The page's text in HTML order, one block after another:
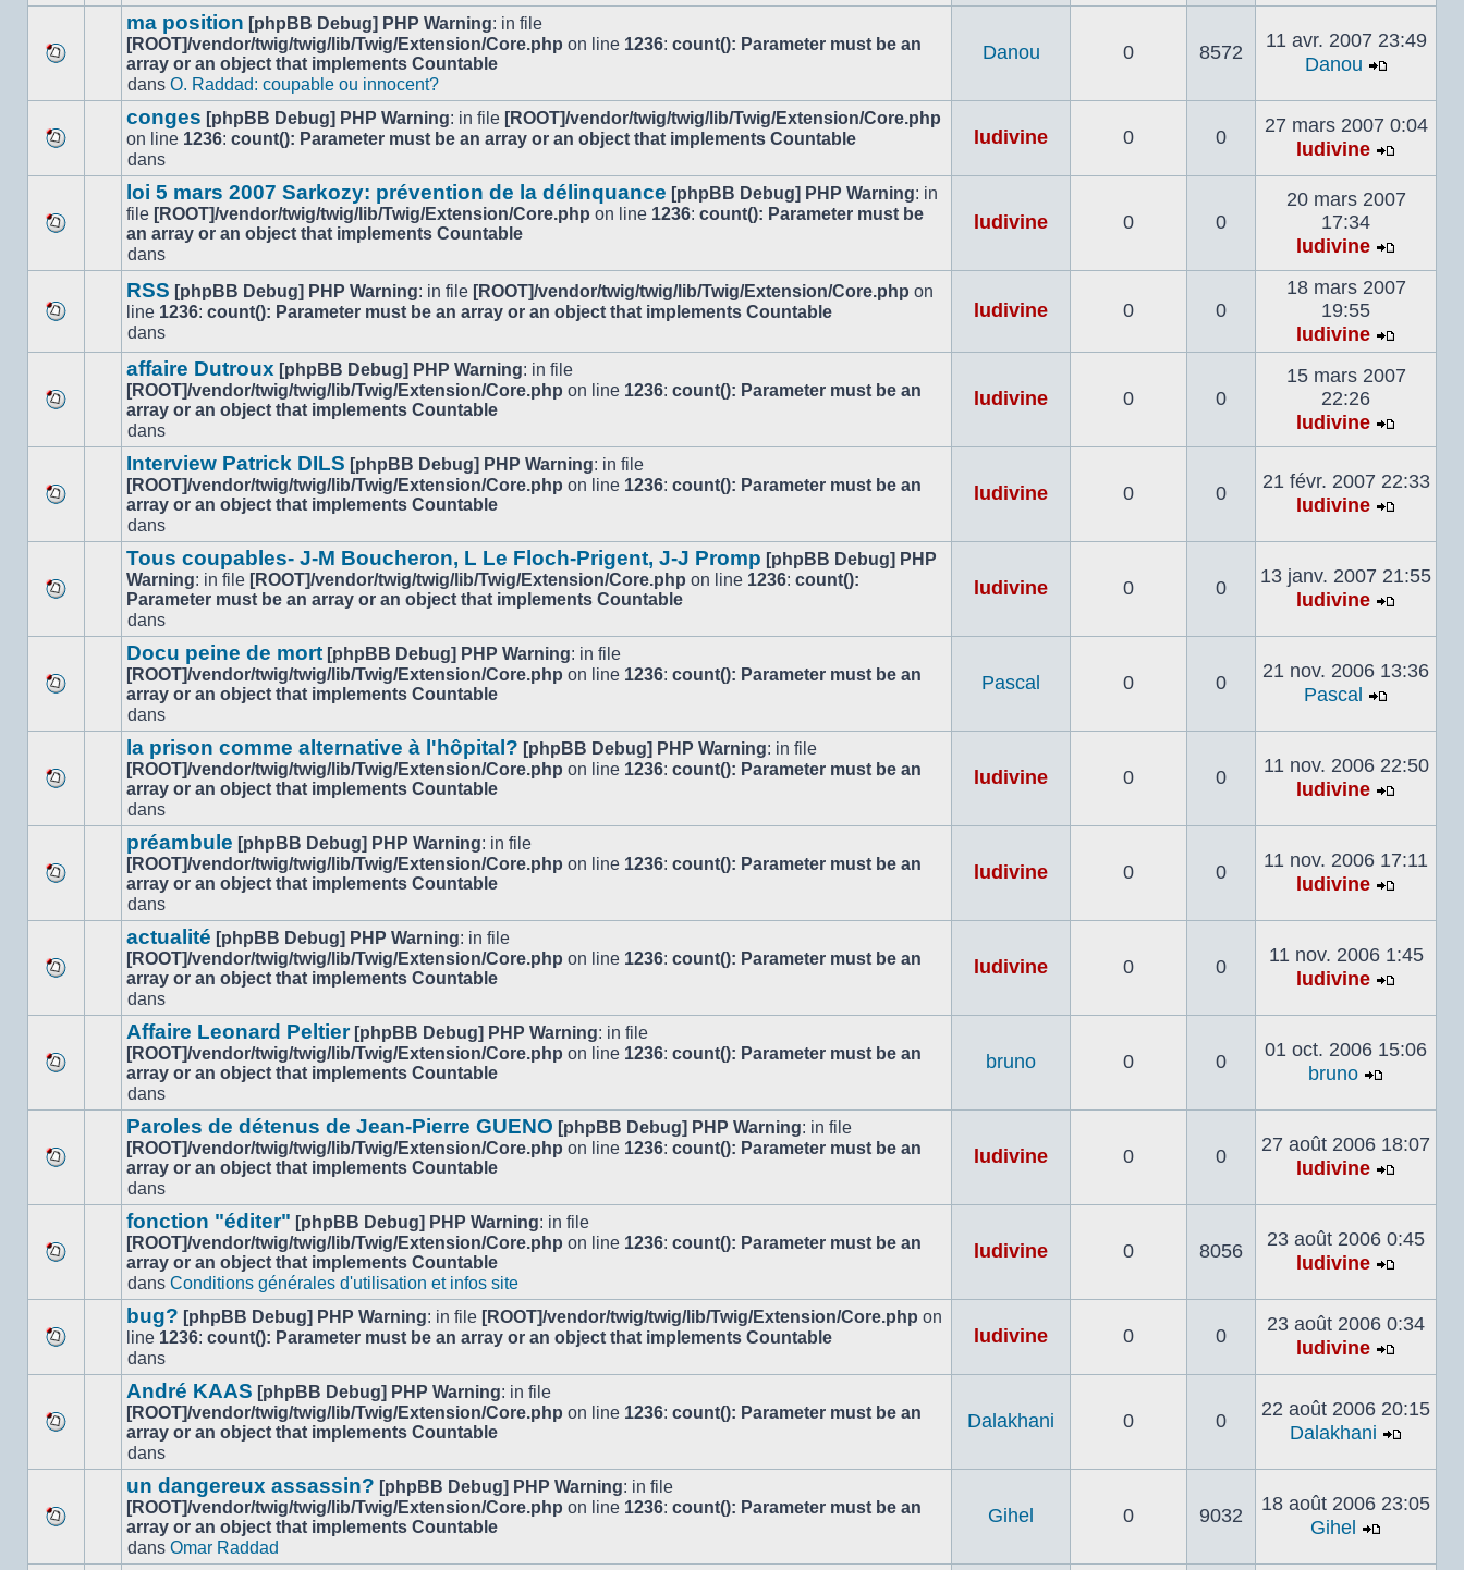
message
le
dernier
nouveau
message
ma position [phpBB Debug] PHP Warning: in file
[ROOT]/vendor/twig/twig/lib/Twig/Extension/Core.php on line 1236: count(): Parameter must be an
array or an object that implements Countable
dans O. Raddad: coupable ou innocent?
Danou 0 8572
11 avr. 2007 23:49
Danou
le
dernier
nouveau
message
ce
conges [phpBB Debug] PHP Warning: in file [ROOT]/vendor/twig/twig/lib/Twig/Extension/Core.php
on line 1236: count(): Parameter must be an array or an object that implements Countable
dans
ludivine 0 0
27 mars 2007 0:04
ludivine
le
dernier
nouveau
message
loi 5 mars 2007 Sarkozy: prévention de la délinquance [phpBB Debug] PHP Warning: in
file [ROOT]/vendor/twig/twig/lib/Twig/Extension/Core.php on line 1236: count(): Parameter must be
an array or an object that implements Countable
dans
ludivine 0 0
20 mars 2007
17:34
ludivine
le
nouveau
message
ce
RSS [phpBB Debug] PHP Warning: in file [ROOT]/vendor/twig/twig/lib/Twig/Extension/Core.php on
line 1236: count(): Parameter must be an array or an object that implements Countable
dans
ludivine 0 0
18 mars 2007
19:55
ludivine
Voir
le
nouveau
message
affaire Dutroux [phpBB Debug] PHP Warning: in file
[ROOT]/vendor/twig/twig/lib/Twig/Extension/Core.php on line 1236: count(): Parameter must be an
array or an object that implements Countable
dans
ludivine 0 0
15 mars 2007
22:26
ludivine
dernier
nouveau
message
Interview Patrick DILS [phpBB Debug] PHP Warning: in file
[ROOT]/vendor/twig/twig/lib/Twig/Extension/Core.php on line 1236: count(): Parameter must be an
array or an object that implements Countable
dans
ludivine 0 0
21 févr. 2007 22:33
ludivine
le
dernier
nouveau
message
Tous coupables- J-M Boucheron, L Le Floch-Prigent, J-J Promp [phpBB Debug] PHP
Warning: in file [ROOT]/vendor/twig/twig/lib/Twig/Extension/Core.php on line 1236: count():
Parameter must be an array or an object that implements Countable
dans
ludivine 0 0
13 janv. 2007 21:55
ludivine
le
dernier
nouveau
message
Docu peine de mort [phpBB Debug] PHP Warning: in file
[ROOT]/vendor/twig/twig/lib/Twig/Extension/Core.php on line 1236: count(): Parameter must be an
array or an object that implements Countable
dans
Pascal 0 0
21 nov. 2006 13:36
Pascal
le
dernier
nouveau
message
la prison comme alternative à l'hôpital? [phpBB Debug] PHP Warning: in file
[ROOT]/vendor/twig/twig/lib/Twig/Extension/Core.php on line 1236: count(): Parameter must be an
array or an object that implements Countable
dans
ludivine 0 0
11 nov. 2006 22:50
ludivine
le
dernier
nouveau
message
préambule [phpBB Debug] PHP Warning: in file
[ROOT]/vendor/twig/twig/lib/Twig/Extension/Core.php on line 1236: count(): Parameter must be an
array or an object that implements Countable
dans
ludivine 0 0
11 nov. 2006 17:11
ludivine
le
dernier
nouveau
message
actualité [phpBB Debug] PHP Warning: in file
[ROOT]/vendor/twig/twig/lib/Twig/Extension/Core.php on line 1236: count(): Parameter must be an
array or an object that implements Countable
dans
ludivine 0 0
11 nov. 2006 1:45
ludivine
le
dernier
nouveau
message
Affaire Leonard Peltier [phpBB Debug] PHP Warning: in file
[ROOT]/vendor/twig/twig/lib/Twig/Extension/Core.php on line 1236: count(): Parameter must be an
array or an object that implements Countable
dans
bruno 0 0
01 oct. 2006 15:06
bruno
le
dernier
message
nouveau
message
Paroles de détenus de Jean-Pierre GUENO [phpBB Debug] PHP Warning: in file
[ROOT]/vendor/twig/twig/lib/Twig/Extension/Core.php on line 1236: count(): Parameter must be an
array or an object that implements Countable
dans
ludivine 0 0
27 août 2006 18:07
ludivine
le
dernier
nouveau
message
fonction "éditer" [phpBB Debug] PHP Warning: in file
[ROOT]/vendor/twig/twig/lib/Twig/Extension/Core.php on line 1236: count(): Parameter must be an
array or an object that implements Countable
dans Conditions générales d'utilisation et infos site
ludivine 0 8056
23 août 2006 0:45
ludivine
le
dernier
nouveau
message
ce
bug? [phpBB Debug] PHP Warning: in file [ROOT]/vendor/twig/twig/lib/Twig/Extension/Core.php on
line 1236: count(): Parameter must be an array or an object that implements Countable
dans
ludivine 0 0
23 août 2006 0:34
ludivine
dernier
nouveau
message
André KAAS [phpBB Debug] PHP Warning: in file
[ROOT]/vendor/twig/twig/lib/Twig/Extension/Core.php on line 1236: count(): Parameter must be an
array or an object that implements Countable
dans
Dalakhani 0 0
22 août 2006 20:15
Dalakhani
le
dernier
nouveau
un dangereux assassin? [phpBB Debug] PHP Warning: in file
[ROOT]/vendor/twig/twig/lib/Twig/Extension/Core.php on line 1236: count(): Parameter must be an
array or an object that implements Countable
dans Omar Raddad
Gihel 0 9032
18 août 2006 23:05
Gihel